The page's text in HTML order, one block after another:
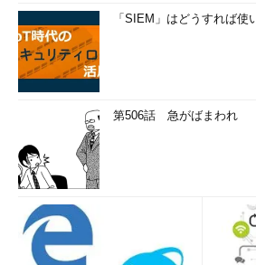
「SIEM」はどうすれば使
第506話 急がばまわれ